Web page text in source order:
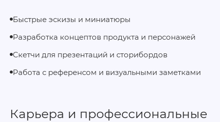
Быстрые эскизы и миниатюры
Разработка концептов продукта и персонажей
Скетчи для презентаций и сторибордов
Работа с референсом и визуальными заметками
Карьера и профессиональные